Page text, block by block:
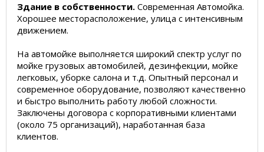
Здание в собственности. Современная Автомойка.
Хорошее месторасположение, улица с интенсивным
движением.
На автомойке выполняется широкий спектр услуг по
мойке грузовых автомобилей, дезинфекции, мойке
легковых, уборке салона и т.д. Опытный персонал и
современное оборудование, позволяют качественно
и быстро выполнить работу любой сложности.
Заключены договора с корпоративными клиентами
(около 75 организаций), наработанная база
клиентов.